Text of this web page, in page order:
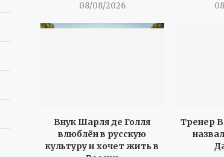
08/08/2026
Внук Шарля де Голля
влюблён в русскую
культуру и хочет жить в
Тренер